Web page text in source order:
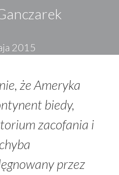
2015
że Ameryka
biedy,
zacofania i
przez